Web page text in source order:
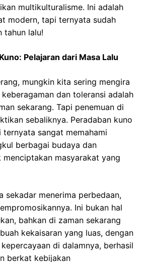
multikulturalisme. Ini adalah
modern, tapi ternyata sudah
tahun lalu!
Pelajaran dari Masa Lalu
mungkin kita sering mengira
dan toleransi adalah
sekarang. Tapi penemuan di
sebaliknya. Peradaban kuno
sangat memahami
berbagai budaya dan
menciptakan masyarakat yang
sekadar menerima perbedaan,
Ini bukan hal
bahkan di zaman sekarang
kekaisaran yang luas, dengan
di dalamnya, berhasil
berkat kebijakan